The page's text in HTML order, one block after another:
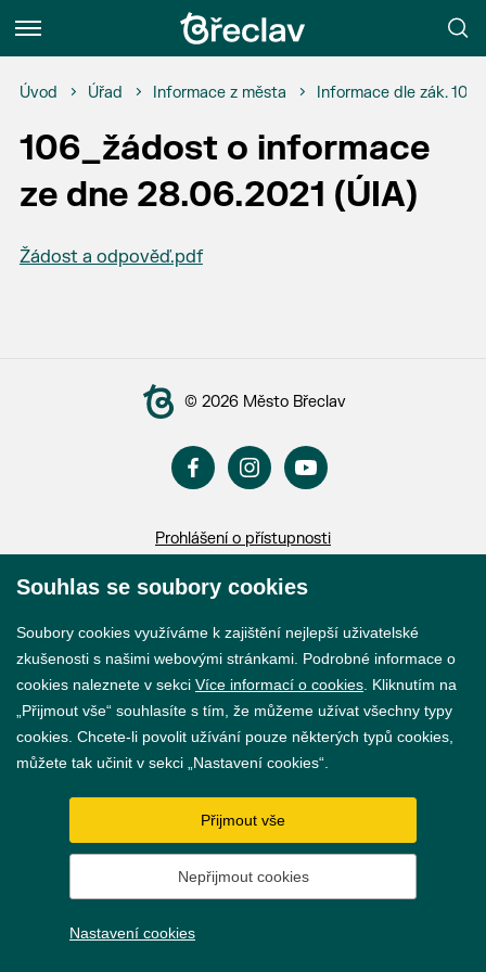
Menu
Úvod Úřad Informace z města Informace dle zák.
106_žádost o informace
ze dne 28.06.2021 (ÚIA)
Žádost a odpověď.pdf
© 2026 Město Břeclav
Prohlášení o přístupnosti
GDPR
Nastavení cookies
Vytvořil webProgress
Souhlas se soubory cookies
Soubory cookies využíváme k zajištění nejlepší uživatelské
zkušenosti s našimi webovými stránkami. Podrobné informace o
cookies naleznete v sekci Více informací o cookies . Kliknutím na
„Přijmout vše“ souhlasíte s tím, že můžeme užívat všechny typy
cookies. Chcete-li povolit užívání pouze některých typů cookies,
můžete tak učinit v sekci „Nastavení cookies“.
Přijmout vše
Nepřijmout cookies
Nastavení cookies